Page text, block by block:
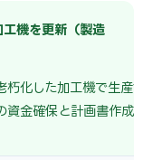
機を更新（製造
朽化した加工機で生産
資金確保と計画書作成